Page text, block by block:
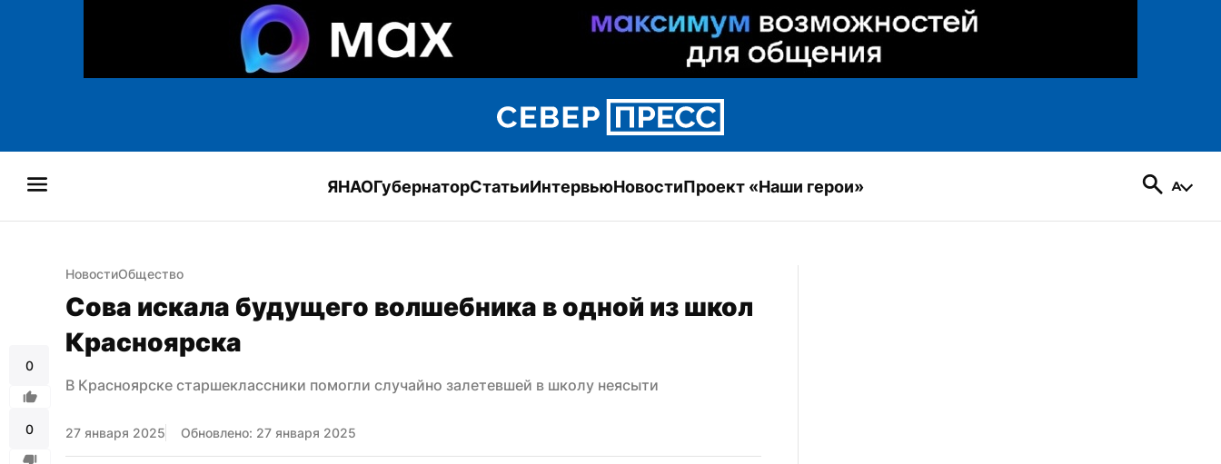
ЯНАОГубернаторСтатьиИнтервьюНовостиПроект «Наши герои»
0
0
НовостиОбщество
Сова искала будущего волшебника в одной из школ
Красноярска
В Красноярске старшеклассники помогли случайно залетевшей в школу неясыти
27 января 2025 Обновлено: 27 января 2025